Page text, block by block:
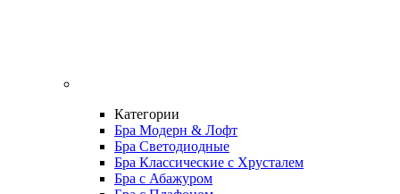
Категории
Бра Модерн & Лофт
Бра Светодиодные
Бра Классические с Хрусталем
Бра с Абажуром